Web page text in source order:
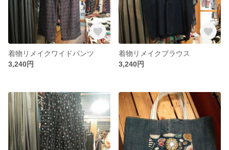
着物リメイクワイドパンツ
3,240円
着物リメイクブラウス
3,240円